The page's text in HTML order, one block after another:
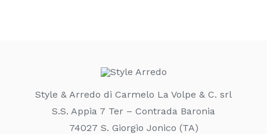
Style & Arredo di Carmelo La Volpe & C. srl
S.S. Appia 7 Ter – Contrada Baronia
74027 S. Giorgio Jonico (TA)